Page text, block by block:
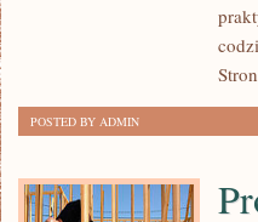
SAM
POSTED BY ADMIN